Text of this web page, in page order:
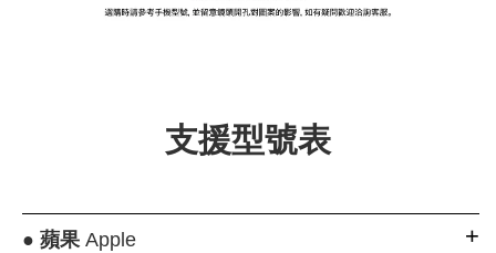
+NT$ 159
-
支援型號表
● 蘋果Apple